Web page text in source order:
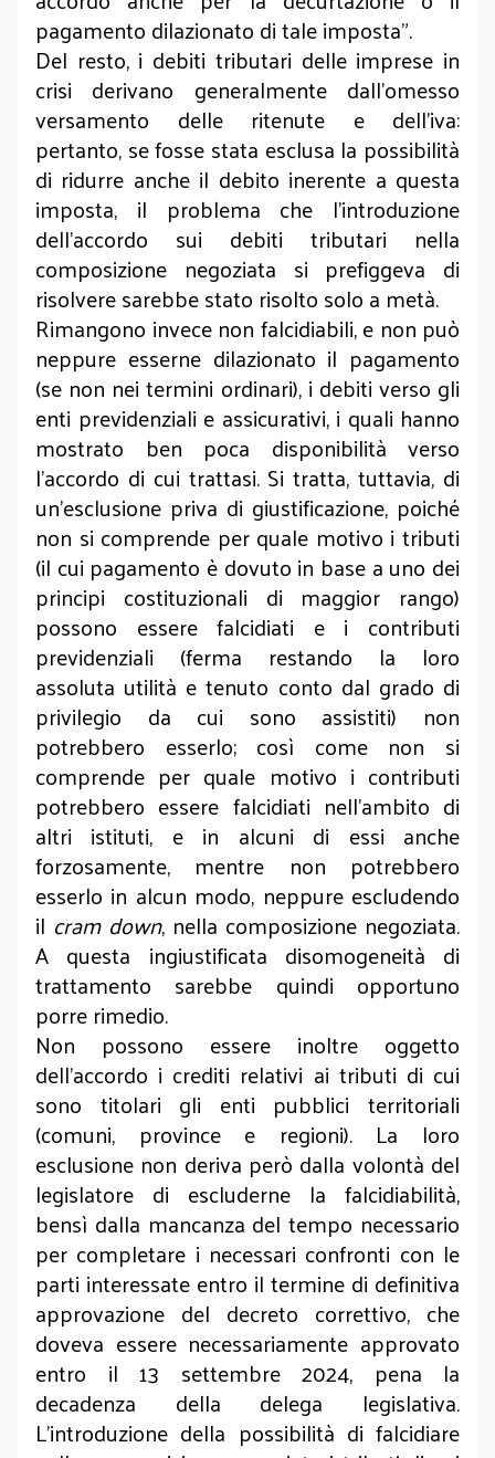
pagamento dilazionato di tale imposta”.
Del resto, i debiti tributari delle imprese in
crisi derivano generalmente dall’omesso
versamento delle ritenute e dell’iva:
pertanto, se fosse stata esclusa la possibilità
di ridurre anche il debito inerente a questa
imposta, il problema che l’introduzione
dell’accordo sui debiti tributari nella
composizione negoziata si prefiggeva di
risolvere sarebbe stato risolto solo a metà.
Rimangono invece non falcidiabili, e non può
neppure esserne dilazionato il pagamento
(se non nei termini ordinari), i debiti verso gli
enti previdenziali e assicurativi, i quali hanno
mostrato ben poca disponibilità verso
l’accordo di cui trattasi. Si tratta, tuttavia, di
un’esclusione priva di giustificazione, poiché
non si comprende per quale motivo i tributi
(il cui pagamento è dovuto in base a uno dei
principi costituzionali di maggior rango)
possono essere falcidiati e i contributi
previdenziali (ferma restando la loro
assoluta utilità e tenuto conto dal grado di
privilegio da cui sono assistiti) non
potrebbero esserlo; così come non si
comprende per quale motivo i contributi
potrebbero essere falcidiati nell’ambito di
altri istituti, e in alcuni di essi anche
forzosamente, mentre non potrebbero
esserlo in alcun modo, neppure escludendo
il cram down, nella composizione negoziata.
A questa ingiustificata disomogeneità di
trattamento sarebbe quindi opportuno
porre rimedio.
Non possono essere inoltre oggetto
dell’accordo i crediti relativi ai tributi di cui
sono titolari gli enti pubblici territoriali
(comuni, province e regioni). La loro
esclusione non deriva però dalla volontà del
legislatore di escluderne la falcidiabilità,
bensì dalla mancanza del tempo necessario
per completare i necessari confronti con le
parti interessate entro il termine di definitiva
approvazione del decreto correttivo, che
doveva essere necessariamente approvato
entro il 13 settembre 2024, pena la
decadenza della delega legislativa.
L’introduzione della possibilità di falcidiare